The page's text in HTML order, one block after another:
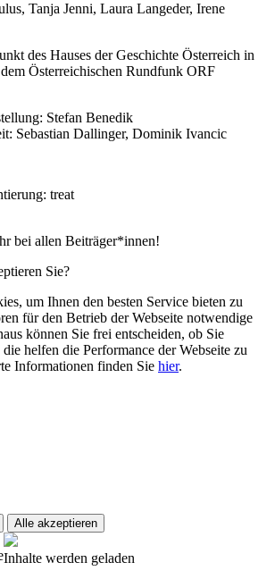
Tanja Jenni, Laura Langeder, Irene
des Hauses der Geschichte Österreich in
Österreichischen Rundfunk ORF
Stefan Benedik
Sebastian Dallinger, Dominik Ivancic
treat
bei allen Beiträger*innen!
Sie?
um Ihnen den besten Service bieten zu
für den Betrieb der Webseite notwendige
können Sie frei entscheiden, ob Sie
helfen die Performance der Webseite zu
Informationen finden Sie hier.
Alle akzeptieren
Inhalte werden geladen